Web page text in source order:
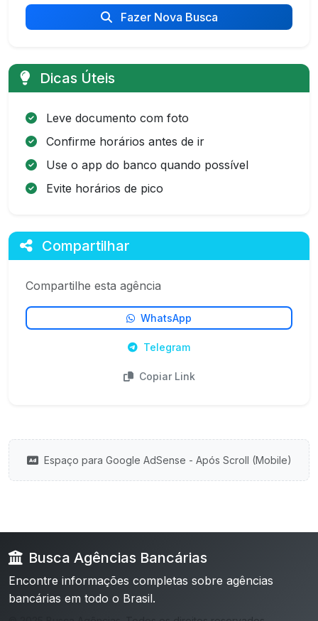
Fazer Nova Busca
Dicas Úteis
Leve documento com foto
Confirme horários antes de ir
Use o app do banco quando possível
Evite horários de pico
Compartilhar
Compartilhe esta agência
WhatsApp
Telegram
Copiar Link
Espaço para Google AdSense - Após Scroll (Mobile)
Busca Agências Bancárias
Encontre informações completas sobre agências
bancárias em todo o Brasil.